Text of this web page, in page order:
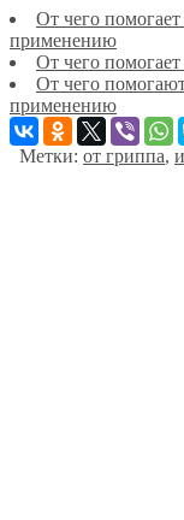
От чего
применению
От чего
От чего
применению
Метки: от гриппа,